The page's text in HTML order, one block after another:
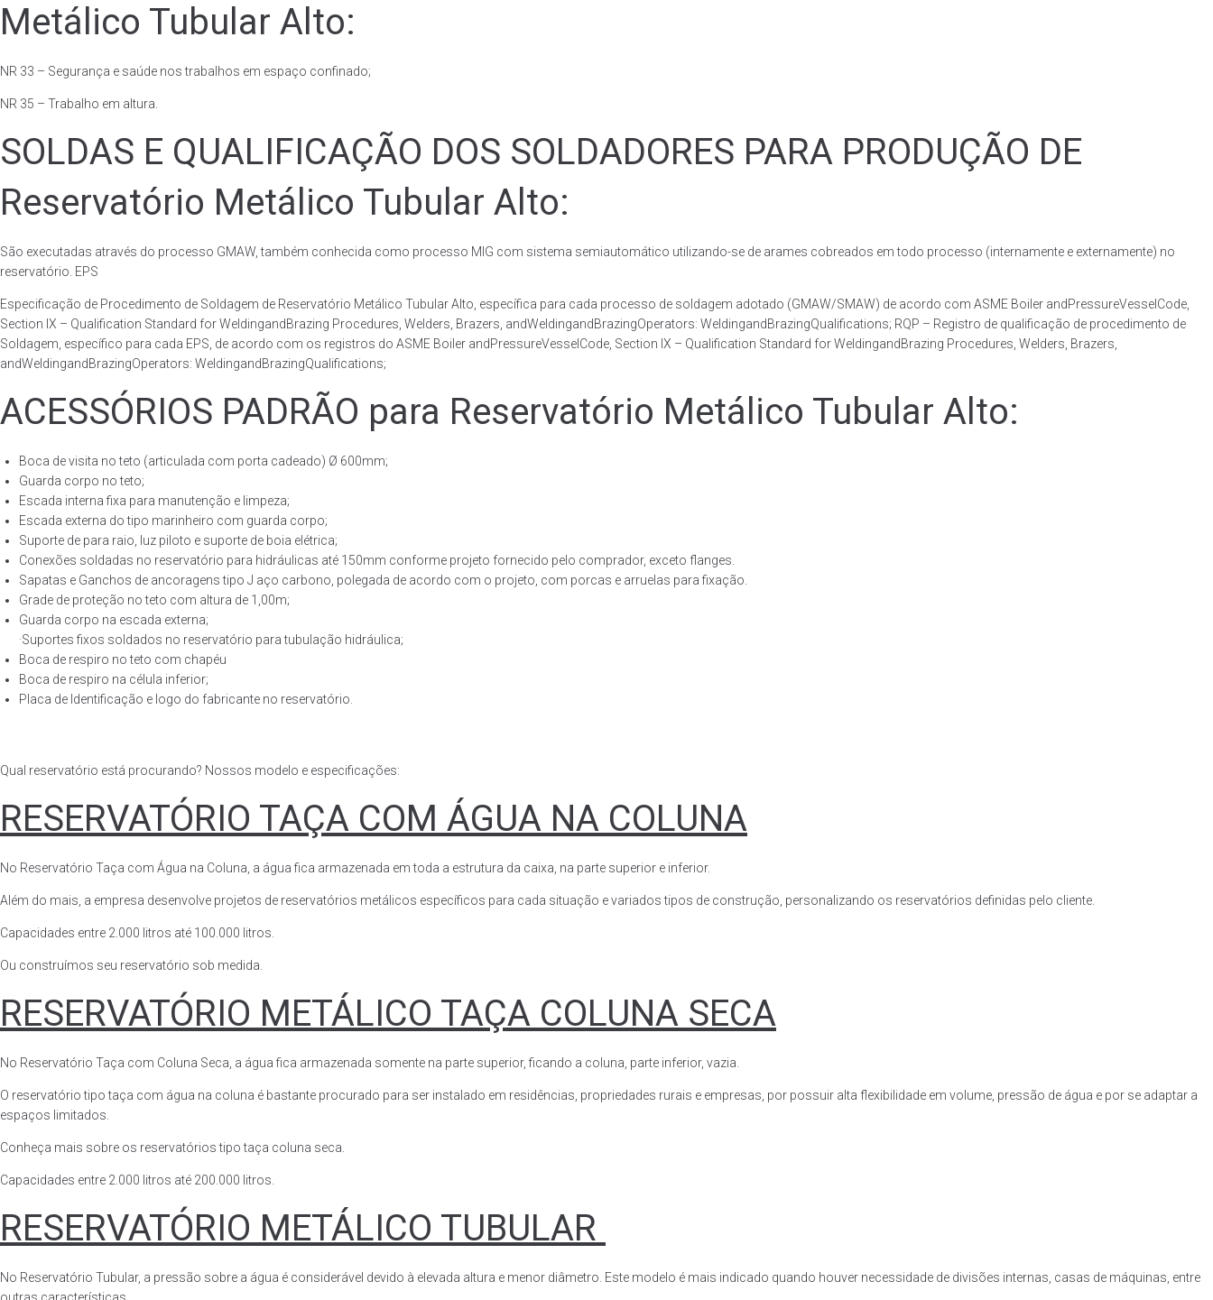
Metálico Tubular Alto:
NR 33 – Segurança e saúde nos trabalhos em espaço confinado;
NR 35 – Trabalho em altura.
SOLDAS E QUALIFICAÇÃO DOS SOLDADORES PARA PRODUÇÃO DE
Reservatório Metálico Tubular Alto:
São executadas através do processo GMAW, também conhecida como processo MIG com sistema semiautomático utilizando-se de arames cobreados em todo processo (internamente e externamente) no
reservatório. EPS
Especificação de Procedimento de Soldagem de Reservatório Metálico Tubular Alto, específica para cada processo de soldagem adotado (GMAW/SMAW) de acordo com ASME Boiler andPressureVesselCode,
Section IX – Qualification Standard for WeldingandBrazing Procedures, Welders, Brazers, andWeldingandBrazingOperators: WeldingandBrazingQualifications; RQP – Registro de qualificação de procedimento de
Soldagem, específico para cada EPS, de acordo com os registros do ASME Boiler andPressureVesselCode, Section IX – Qualification Standard for WeldingandBrazing Procedures, Welders, Brazers,
andWeldingandBrazingOperators: WeldingandBrazingQualifications;
ACESSÓRIOS PADRÃO para Reservatório Metálico Tubular Alto:
Boca de visita no teto (articulada com porta cadeado) Ø 600mm;
Guarda corpo no teto;
Escada interna fixa para manutenção e limpeza;
Escada externa do tipo marinheiro com guarda corpo;
Suporte de para raio, luz piloto e suporte de boia elétrica;
Conexões soldadas no reservatório para hidráulicas até 150mm conforme projeto fornecido pelo comprador, exceto flanges.
Sapatas e Ganchos de ancoragens tipo J aço carbono, polegada de acordo com o projeto, com porcas e arruelas para fixação.
Grade de proteção no teto com altura de 1,00m;
Guarda corpo na escada externa;
·Suportes fixos soldados no reservatório para tubulação hidráulica;
Boca de respiro no teto com chapéu
Boca de respiro na célula inferior;
Placa de Identificação e logo do fabricante no reservatório.
Qual reservatório está procurando? Nossos modelo e especificações:
RESERVATÓRIO TAÇA COM ÁGUA NA COLUNA
No Reservatório Taça com Água na Coluna, a água fica armazenada em toda a estrutura da caixa, na parte superior e inferior.
Além do mais, a empresa desenvolve projetos de reservatórios metálicos específicos para cada situação e variados tipos de construção, personalizando os reservatórios definidas pelo cliente.
Capacidades entre 2.000 litros até 100.000 litros.
Ou construímos seu reservatório sob medida.
RESERVATÓRIO METÁLICO TAÇA COLUNA SECA
No Reservatório Taça com Coluna Seca, a água fica armazenada somente na parte superior, ficando a coluna, parte inferior, vazia.
O reservatório tipo taça com água na coluna é bastante procurado para ser instalado em residências, propriedades rurais e empresas, por possuir alta flexibilidade em volume, pressão de água e por se adaptar a
espaços limitados.
Conheça mais sobre os reservatórios tipo taça coluna seca.
Capacidades entre 2.000 litros até 200.000 litros.
RESERVATÓRIO METÁLICO TUBULAR
No Reservatório Tubular, a pressão sobre a água é considerável devido à elevada altura e menor diâmetro. Este modelo é mais indicado quando houver necessidade de divisões internas, casas de máquinas, entre